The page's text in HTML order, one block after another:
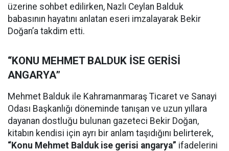
üzerine sohbet edilirken, Nazlı Ceylan Balduk
babasının hayatını anlatan eseri imzalayarak Bekir
Doğan’a takdim etti.
“KONU MEHMET BALDUK İSE GERİSİ
ANGARYA”
Mehmet Balduk ile Kahramanmaraş Ticaret ve Sanayi
Odası Başkanlığı döneminde tanışan ve uzun yıllara
dayanan dostluğu bulunan gazeteci Bekir Doğan,
kitabın kendisi için ayrı bir anlam taşıdığını belirterek,
“Konu Mehmet Balduk ise gerisi angarya” ifadelerini